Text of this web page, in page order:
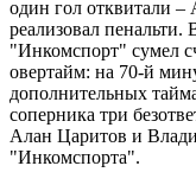
один гол отквитали
реализовал пенальти.
"Инкомспорт" сумел
овертайм: на 70-й
дополнительных
соперника три
Алан Царитов и
"Инкомспорта".